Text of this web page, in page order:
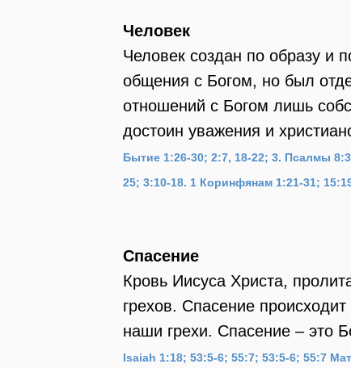
Человек
Человек создан по образу и
общения с Богом, но был
отношений с Богом лишь
достоин уважения и
Бытие 1:26-30; 2:7, 18-22; 3. Псалмы
25; 3:10-18. 1 Коринфянам 1:21-31;
Спасение
Кровь Иисуса Христа,
грехов. Спасение
наши грехи. Спасение – это
Isaiah 1:18; 53:5-6; 55:7; 53:5-6; 55:7